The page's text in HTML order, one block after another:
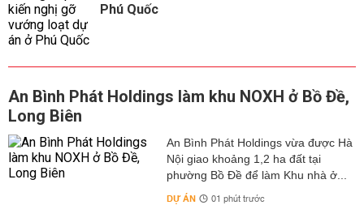
Phú Quốc
An Bình Phát Holdings làm khu NOXH ở Bồ Đề,
Long Biên
An Bình Phát Holdings vừa được Hà
Nội giao khoảng 1,2 ha đất tại
phường Bồ Đề để làm Khu nhà ở...
DỰ ÁN 01 phút trước